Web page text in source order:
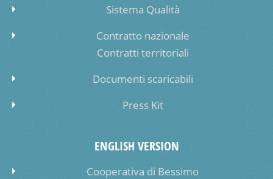
Sistema Qualità
Contratto nazionale
Contratti territoriali
Documenti scaricabili
Press Kit
ENGLISH VERSION
Cooperativa di Bessimo